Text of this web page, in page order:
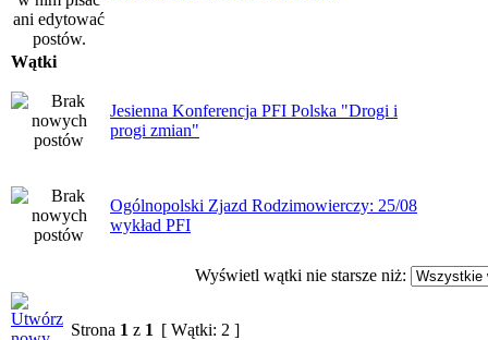
Wątki
Jesienna Konferencja PFI Polska "Drogi i
progi zmian"
Ogólnopolski Zjazd Rodzimowierczy: 25/08
wykład PFI
Wyświetl wątki nie starsze niż:
Strona 1 z 1 [ Wątki: 2 ]